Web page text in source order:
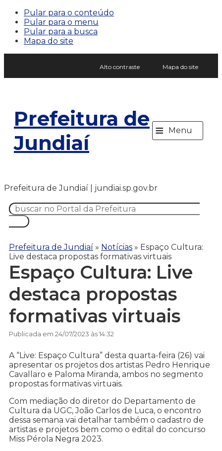
Pular para o conteúdo
Pular para o menu
Pular para a busca
Mapa do site
Alto contraste Mapa do site
Prefeitura de
Jundiaí
≡ Menu
Prefeitura de Jundiaí | jundiai.sp.gov.br
Prefeitura de Jundiaí » Notícias » Espaço Cultura:
Live destaca propostas formativas virtuais
Espaço Cultura: Live
destaca propostas
formativas virtuais
Publicada em 24/07/2023 às 14:32
A “Live: Espaço Cultura” desta quarta-feira (26) vai
apresentar os projetos dos artistas Pedro Henrique
Cavallaro e Paloma Miranda, ambos no segmento
propostas formativas virtuais.
Com mediação do diretor do Departamento de
Cultura da UGC, João Carlos de Luca, o encontro
dessa semana vai detalhar também o cadastro de
artistas e projetos bem como o edital do concurso
Miss Pérola Negra 2023.